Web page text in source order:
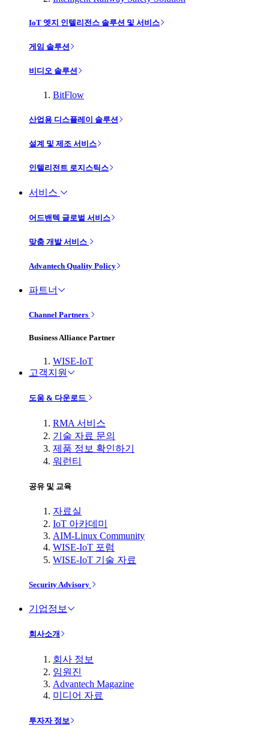
IoT 엣지 인텔리전스 솔루션 및 서비스
게임 솔루션
비디오 솔루션
BitFlow
산업용 디스플레이 솔루션
설계 및 제조 서비스
인텔리전트 로지스틱스
서비스
어드밴텍 글로벌 서비스
맞춤 개발 서비스
Advantech Quality Policy
파트너
Channel Partners
Business Alliance Partner
WISE-IoT
고객지원
도움 & 다운로드
RMA 서비스
기술 자료 문의
제품 정보 확인하기
워런티
공유 및 교육
자료실
IoT 아카데미
AIM-Linux Community
WISE-IoT 포럼
WISE-IoT 기술 자료
Security Advisory
기업정보
회사소개
회사 정보
임원진
Advantech Magazine
미디어 자료
투자자 정보